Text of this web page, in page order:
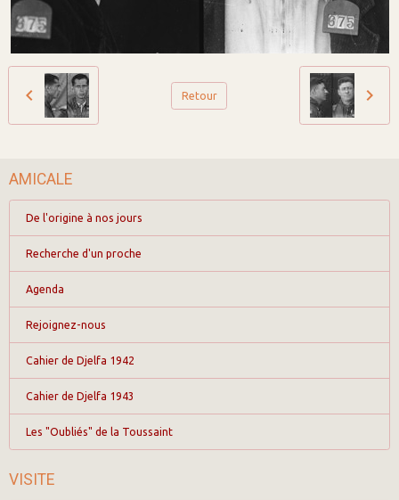
Retour
AMICALE
De l'origine à nos jours
Recherche d'un proche
Agenda
Rejoignez-nous
Cahier de Djelfa 1942
Cahier de Djelfa 1943
Les "Oubliés" de la Toussaint
VISITE